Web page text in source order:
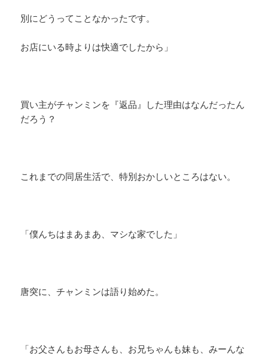
別にどうってことなかったです。
お店にいる時よりは快適でしたから」
買い主がチャンミンを『返品』した理由はなんだったん
だろう？
これまでの同居生活で、特別おかしいところはない。
「僕んちはまあまあ、マシな家でした」
唐突に、チャンミンは語り始めた。
「お父さんもお母さんも、お兄ちゃんも妹も、みーんな